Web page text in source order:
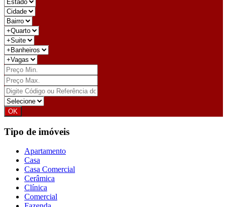
Tipo de imóveis
Apartamento
Casa
Casa Comercial
Cerâmica
Clínica
Comercial